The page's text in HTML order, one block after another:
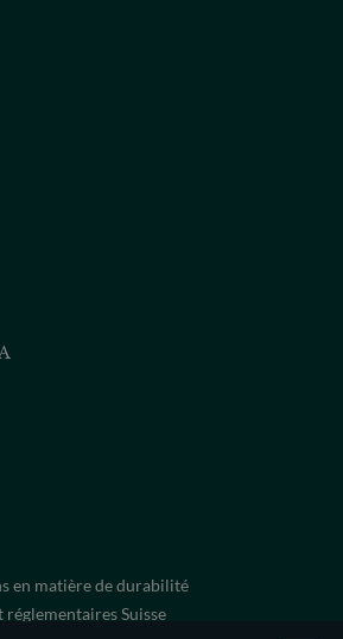
en matière de durabilité
Suisse